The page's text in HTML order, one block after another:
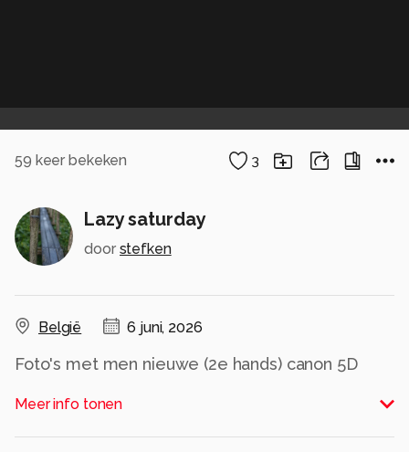
59 keer bekeken 3
Lazy saturday
door stefken
België 6 juni, 2026
Foto's met men nieuwe (2e hands) canon 5D
maar weten wat jullie ervan denken...
Meer info tonen